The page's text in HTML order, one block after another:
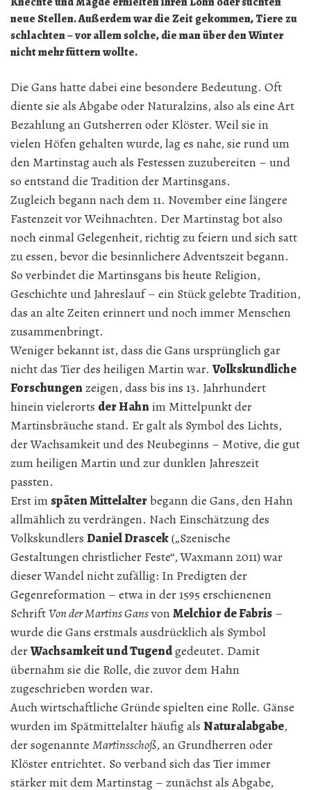
neue Stellen. Außerdem war die Zeit gekommen, Tiere zu
schlachten – vor allem solche, die man über den Winter
nicht mehr füttern wollte.
Die Gans hatte dabei eine besondere Bedeutung. Oft
diente sie als Abgabe oder Naturalzins, also als eine Art
Bezahlung an Gutsherren oder Klöster. Weil sie in
vielen Höfen gehalten wurde, lag es nahe, sie rund um
den Martinstag auch als Festessen zuzubereiten – und
so entstand die Tradition der Martinsgans.
Zugleich begann nach dem 11. November eine längere
Fastenzeit vor Weihnachten. Der Martinstag bot also
noch einmal Gelegenheit, richtig zu feiern und sich satt
zu essen, bevor die besinnlichere Adventszeit begann.
So verbindet die Martinsgans bis heute Religion,
Geschichte und Jahreslauf – ein Stück gelebte Tradition,
das an alte Zeiten erinnert und noch immer Menschen
zusammenbringt.
Weniger bekannt ist, dass die Gans ursprünglich gar
nicht das Tier des heiligen Martin war. Volkskundliche
Forschungen zeigen, dass bis ins 13. Jahrhundert
hinein vielerorts der Hahn im Mittelpunkt der
Martinsbräuche stand. Er galt als Symbol des Lichts,
der Wachsamkeit und des Neubeginns – Motive, die gut
zum heiligen Martin und zur dunklen Jahreszeit
passten.
Erst imspäten Mittelalterbegann die Gans, den Hahn
allmählich zu verdrängen. Nach Einschätzung des
Volkskundlers Daniel Drascek(„Szenische
Gestaltungen christlicher Feste“, Waxmann 2011) war
dieser Wandel nicht zufällig: In Predigten der
Gegenreformation – etwa in der 1595 erschienenen
SchriftVon der Martins GansvonMelchior de Fabris –
wurde die Gans erstmals ausdrücklich als Symbol
derWachsamkeit und Tugendgedeutet. Damit
übernahm sie die Rolle, die zuvor dem Hahn
zugeschrieben worden war.
Auch wirtschaftliche Gründe spielten eine Rolle. Gänse
wurden im Spätmittelalter häufig als Naturalabgabe,
der sogenannte Martinsschoß, an Grundherren oder
Klöster entrichtet. So verband sich das Tier immer
stärker mit dem Martinstag – zunächst als Abgabe,